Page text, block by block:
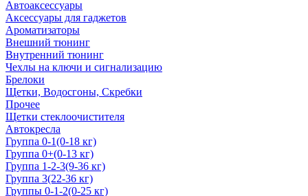
Автоаксессуары
Аксессуары для гаджетов
Ароматизаторы
Внешний тюнинг
Внутренний тюнинг
Чехлы на ключи и сигнализацию
Брелоки
Щетки, Водосгоны, Скребки
Прочее
Щетки стеклоочистителя
Автокресла
Группа 0-1(0-18 кг)
Группа 0+(0-13 кг)
Группа 1-2-3(9-36 кг)
Группа 3(22-36 кг)
Группы 0-1-2(0-25 кг)